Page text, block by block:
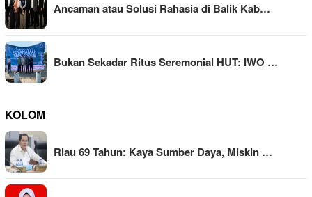
Ancaman atau Solusi Rahasia di Balik Kab…
Bukan Sekadar Ritus Seremonial HUT: IWO …
KOLOM
Riau 69 Tahun: Kaya Sumber Daya, Miskin …